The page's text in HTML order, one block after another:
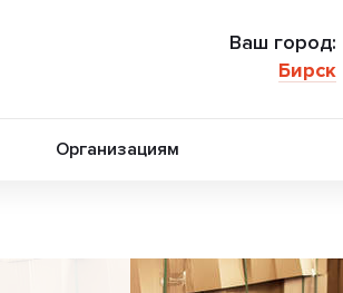
Ваш город:
Бирск
Организациям